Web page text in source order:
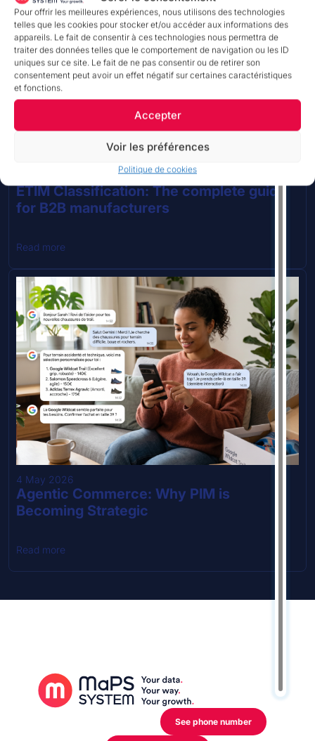
Pour offrir les meilleures expériences, nous utilisons des technologies
telles que les cookies pour stocker et/ou accéder aux informations des
appareils. Le fait de consentir à ces technologies nous permettra de
traiter des données telles que le comportement de navigation ou les ID
uniques sur ce site. Le fait de ne pas consentir ou de retirer son
consentement peut avoir un effet négatif sur certaines caractéristiques
et fonctions.
Accepter
Voir les préférences
Politique de cookies
TEMPS DE LECTURE
ETIM Classification: The complete guide
for B2B manufacturers
Read more
4 May 2026
Agentic Commerce: Why PIM is
Becoming Strategic
Read more
See phone number